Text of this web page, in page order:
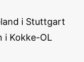
i Stuttgart
i Kokke-OL